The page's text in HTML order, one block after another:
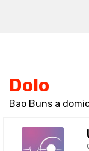
Dolo
Bao Buns a